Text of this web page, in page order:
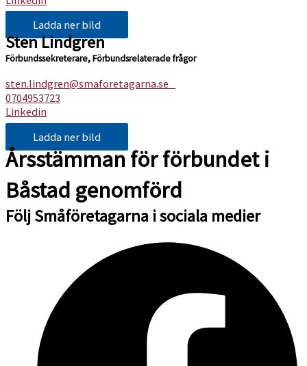
Ladda ner bild
Sten Lindgren
Förbundssekreterare, Förbundsrelaterade frågor
sten.lindgren@smaforetagarna.se
0704953723
Linkedin
Ladda ner bild
Årsstämman för förbundet i
Båstad genomförd
Följ Småföretagarna i sociala medier